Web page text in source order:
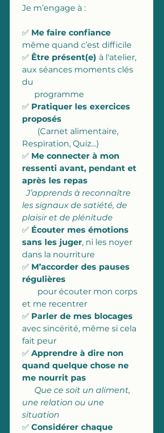
Je m’engage à :
✅
même quand c’est difficile
✅ Être présent(e) à l'atelier,
aux séances moments clés
programme
✅ Pratiquer les exercices
proposés
(Carnet alimentaire,
Respiration, Quiz…)
✅ Me connecter à mon
ressenti avant, pendant et
après les repas
  J’apprends à reconnaître
les signaux de satiété, de
plaisir et de plénitude
✅ Écouter mes émotions
sans les juger, ni les noyer
dans la nourriture
✅ M’accorder des pauses
pour écouter mon corps
✅
avec sincérité, même si cela
fait peur
✅ Apprendre à dire non
quand quelque chose ne
me nourrit pas
      Que ce soit un aliment,
une relation ou une
situation
✅ Considérer chaque